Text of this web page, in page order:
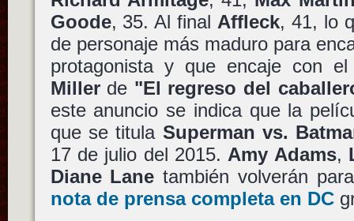
Goode, 35. Al final Affleck, 41, lo
de personaje más maduro para
protagonista y que encaje con
Millerde "El regreso del
este anuncio se indica que la
que se titula Superman vs.
17 de julio del 2015. Amy Adams,
Diane Lane también volverán
nota de prensa completa en DC